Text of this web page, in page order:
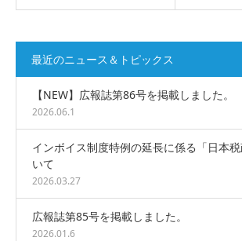
最近のニュース＆トピックス
【NEW】広報誌第86号を掲載しました。
2026.06.1
インボイス制度特例の延長に係る「日本
いて
2026.03.27
広報誌第85号を掲載しました。
2026.01.6
国会陳情
広 報
リンク